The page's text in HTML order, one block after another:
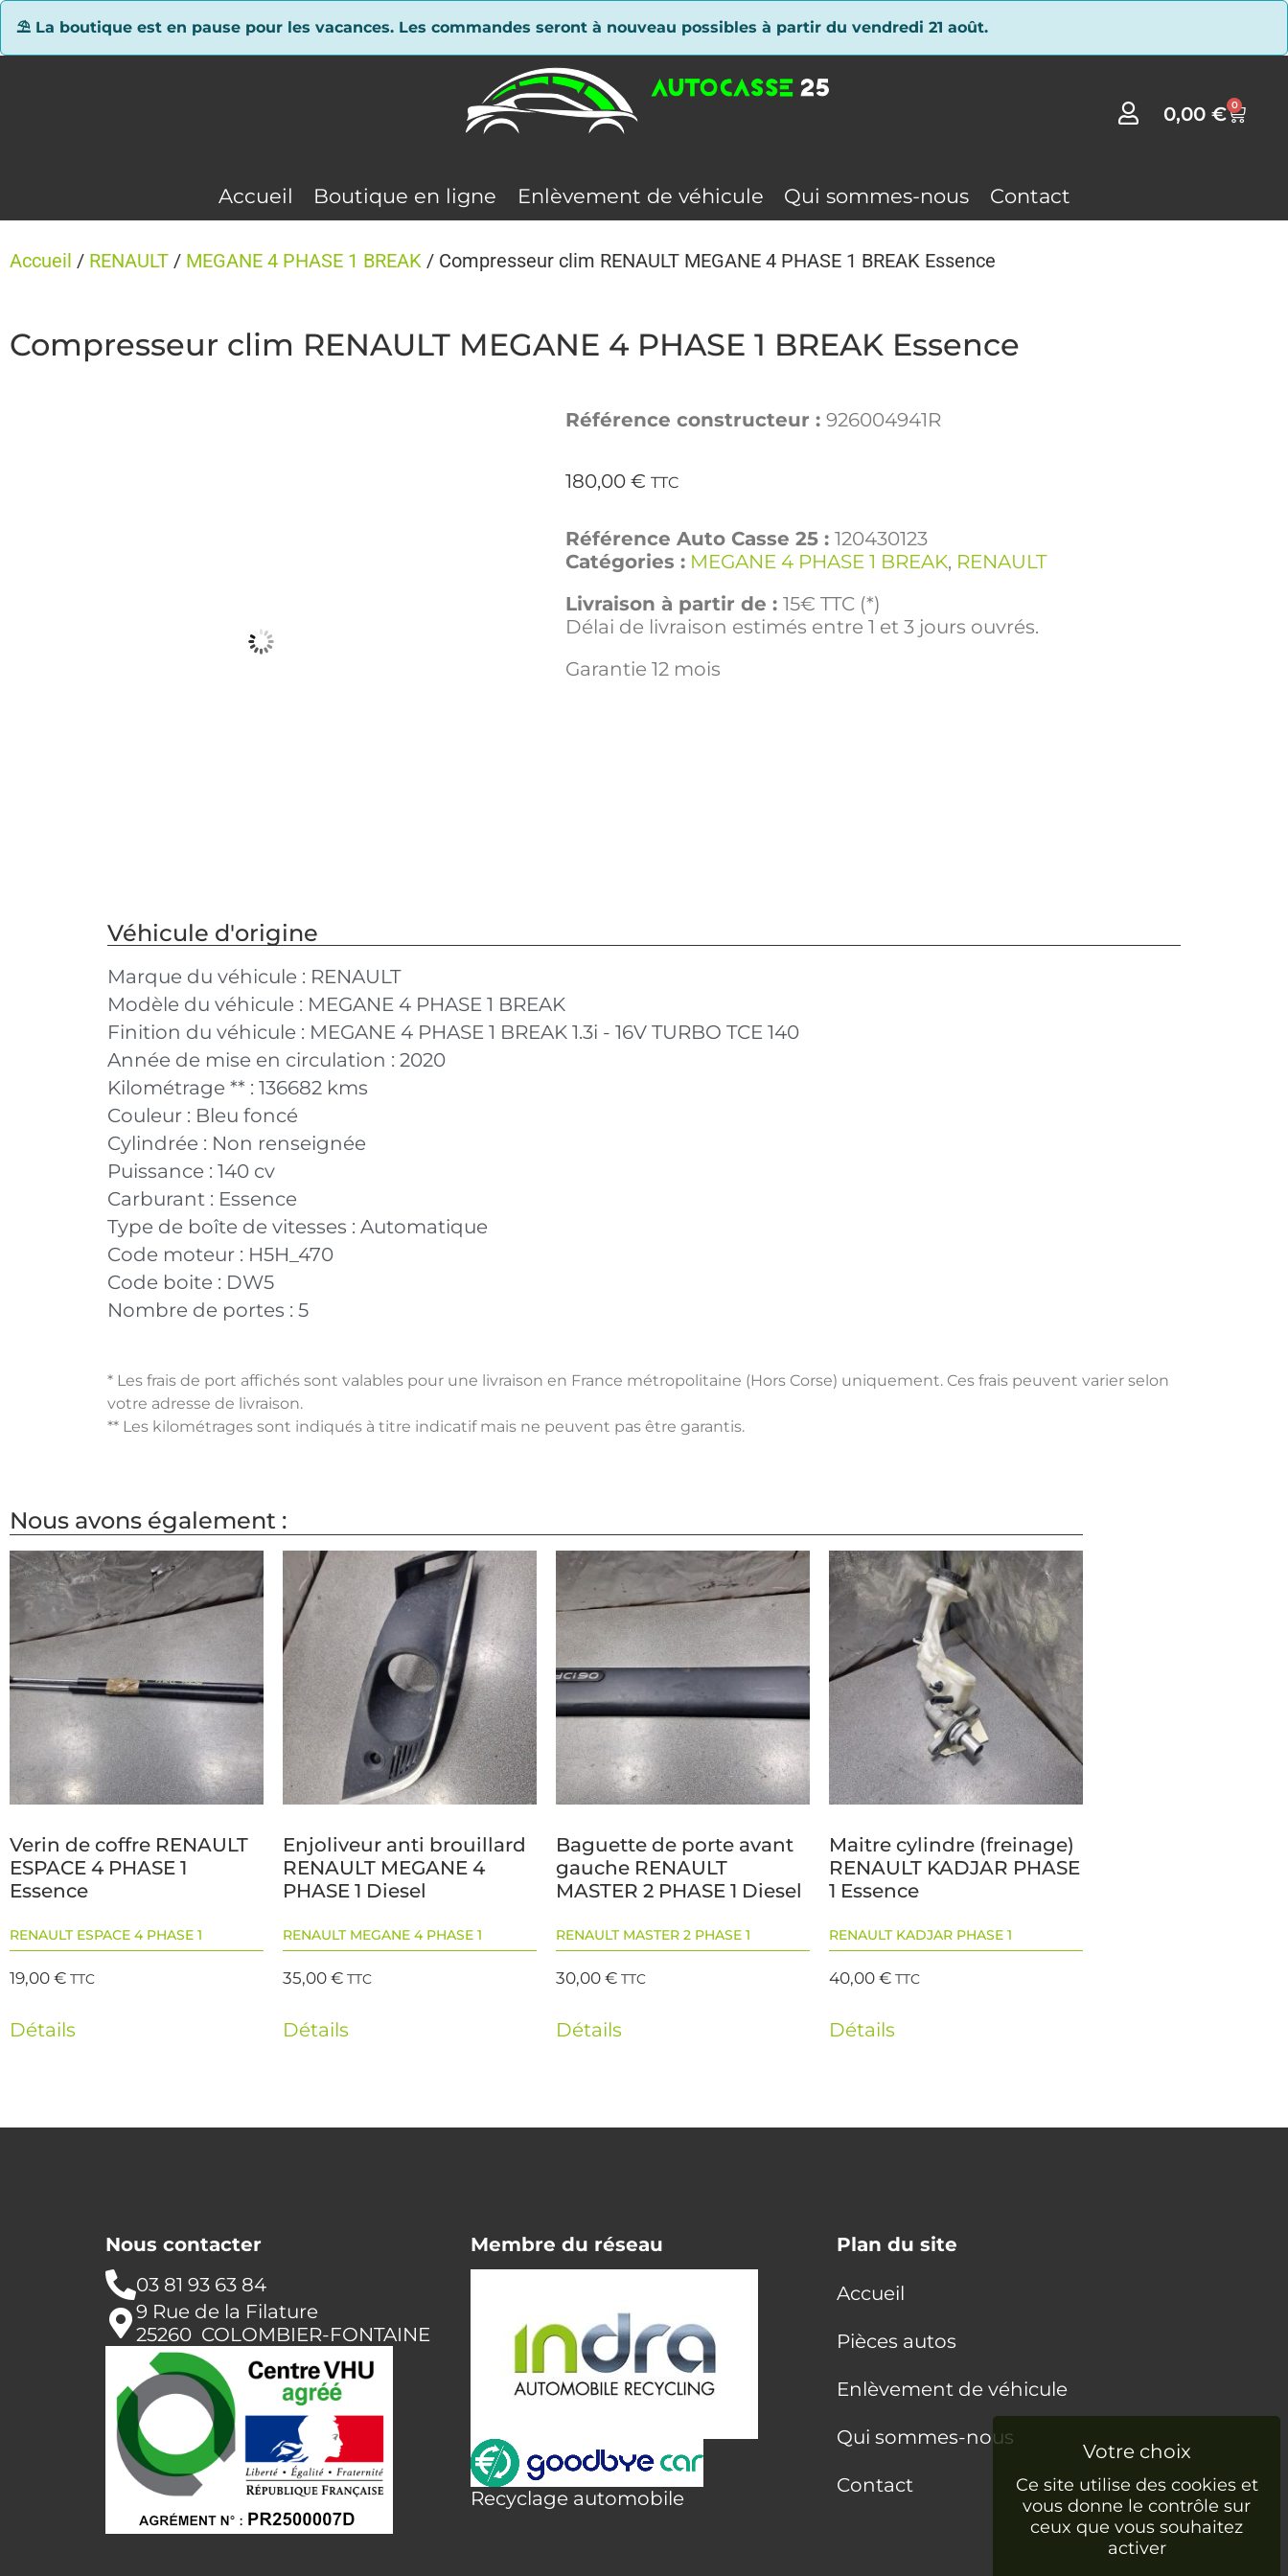
⛱ La boutique est en pause pour les vacances. Les commandes seront à nouveau possibles à partir du vendredi 21 août.
0,00€ 0
Accueil Boutique en ligne Enlèvement de véhicule Qui sommes-nous Contact
Accueil / RENAULT / MEGANE 4 PHASE 1 BREAK / Compresseur clim RENAULT MEGANE 4 PHASE 1 BREAK Essence
Compresseur clim RENAULT MEGANE 4 PHASE 1 BREAK Essence
Référence constructeur : 926004941R
180,00 € TTC
Référence Auto Casse 25 : 120430123
Catégories : MEGANE 4 PHASE 1 BREAK, RENAULT
Livraison à partir de : 15€ TTC (*)
Délai de livraison estimés entre 1 et 3 jours ouvrés.
Garantie 12 mois
Véhicule d'origine
Marque du véhicule : RENAULT
Modèle du véhicule : MEGANE 4 PHASE 1 BREAK
Finition du véhicule : MEGANE 4 PHASE 1 BREAK 1.3i - 16V TURBO TCE 140
Année de mise en circulation : 2020
Kilométrage ** : 136682 kms
Couleur : Bleu foncé
Cylindrée : Non renseignée
Puissance : 140 cv
Carburant : Essence
Type de boîte de vitesses : Automatique
Code moteur : H5H_470
Code boite : DW5
Nombre de portes : 5
* Les frais de port affichés sont valables pour une livraison en France métropolitaine (Hors Corse) uniquement. Ces frais peuvent varier selon
votre adresse de livraison.
** Les kilométrages sont indiqués à titre indicatif mais ne peuvent pas être garantis.
Nous avons également :
Verin de coffre RENAULT
ESPACE 4 PHASE 1
Essence
RENAULT ESPACE 4 PHASE 1
19,00€ TTC
Détails
Enjoliveur anti brouillard
RENAULT MEGANE 4
PHASE 1 Diesel
RENAULT MEGANE 4 PHASE 1
35,00€ TTC
Détails
Baguette de porte avant
gauche RENAULT
MASTER 2 PHASE 1 Diesel
RENAULT MASTER 2 PHASE 1
30,00€ TTC
Détails
Maitre cylindre (freinage)
RENAULT KADJAR PHASE
1 Essence
RENAULT KADJAR PHASE 1
40,00€ TTC
Détails
Nous contacter
03 81 93 63 84
9 Rue de la Filature
25260 COLOMBIER-FONTAINE
Membre du réseau
Recyclage automobile
Plan du site
Accueil
Pièces autos
Enlèvement de véhicule
Qui sommes-nous
Contact
Panneau de gestion des cookies
Ce site utilise des cookies et
vous donne le contrôle sur
ceux que vous souhaitez
activer